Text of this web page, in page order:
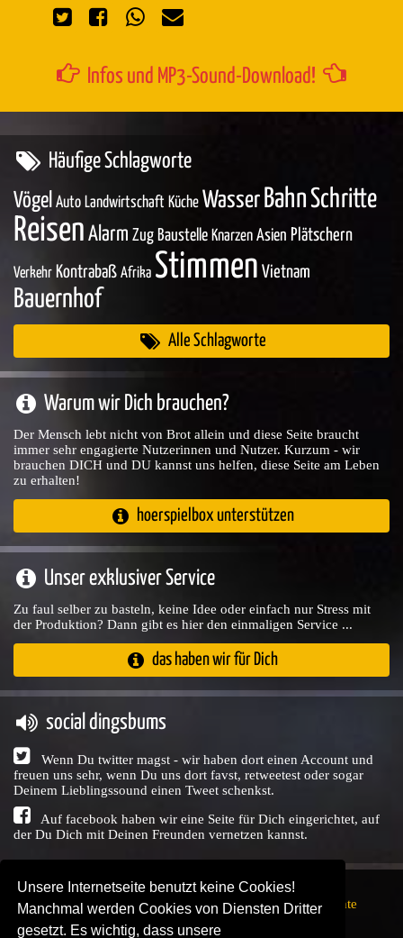
Unsere Internetseite benutzt keine Cookies!
Manchmal werden Cookies von Diensten Dritter
gesetzt. Es wichtig, dass unsere
Infos und MP3-Sound-Download!
Häufige Schlagworte
Vögel Auto Landwirtschaft Küche Wasser BahnSchritte
Reisen Alarm Zug Baustelle Knarzen Asien Plätschern
Verkehr Kontrabaß Afrika Stimmen Vietnam
Bauernhof
Alle Schlagworte
Warum wir Dich brauchen?
Der Mensch lebt nicht von Brot allein und diese Seite braucht
immer sehr engagierte Nutzerinnen und Nutzer. Kurzum - wir
brauchen DICH und DU kannst uns helfen, diese Seite am Leben
zu erhalten!
hoerspielbox unterstützen
Unser exklusiver Service
Zu faul selber zu basteln, keine Idee oder einfach nur Stress mit
der Produktion? Dann gibt es hier den einmaligen Service ...
das haben wir für Dich
social dingsbums
Wenn Du twitter magst - wir haben dort einen Account und
freuen uns sehr, wenn Du uns dort favst, retweetest oder sogar
Deinem Lieblingssound einen Tweet schenkst.
Auf facebook haben wir eine Seite für Dich eingerichtet, auf
der Du Dich mit Deinen Freunden vernetzen kannst.
Copyright © Audio Union GbR, 1999 - 2026,Nutzungsrechte